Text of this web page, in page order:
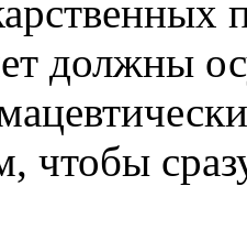
должны
чтобы